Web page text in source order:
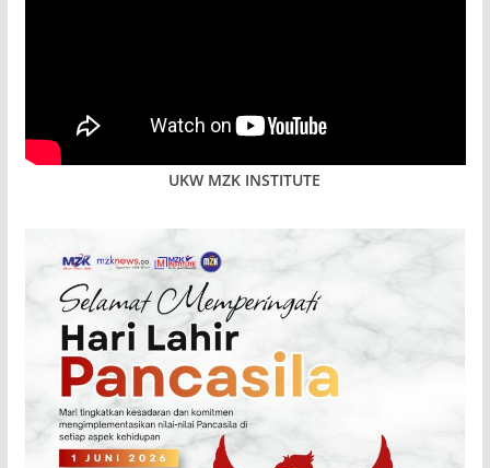
UKW MZK INSTITUTE